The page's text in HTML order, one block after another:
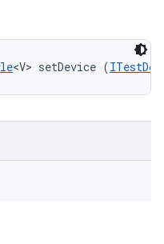
<V> setDevice (